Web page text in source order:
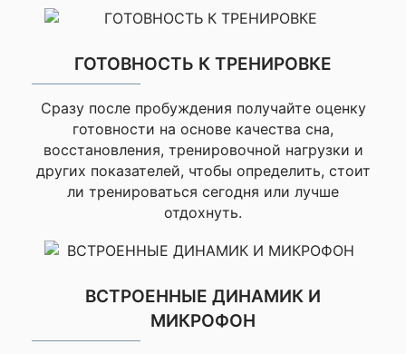
Солнечная зарядка
Нет
Сенсорный экран
Да
ГОТОВНОСТЬ К ТРЕНИРОВКЕ
Сразу после пробуждения получайте оценку
готовности на основе качества сна,
восстановления, тренировочной нагрузки и
других показателей, чтобы определить, стоит
ли тренироваться сегодня или лучше
отдохнуть.
ВСТРОЕННЫЕ ДИНАМИК И
МИКРОФОН
Алексей
Купил для
тренировок
Моя оценка —
Часы супер!
Много
функций, все
работает.
новый.
два дня.
Спасибо!
Максим